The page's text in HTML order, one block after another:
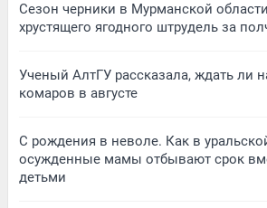
Сезон черники в Мурманской
хрустящего ягодного штрудель за
Ученый АлтГУ рассказала, ждать ли
комаров в августе
С рождения в неволе. Как в
осужденные мамы отбывают срок
детьми